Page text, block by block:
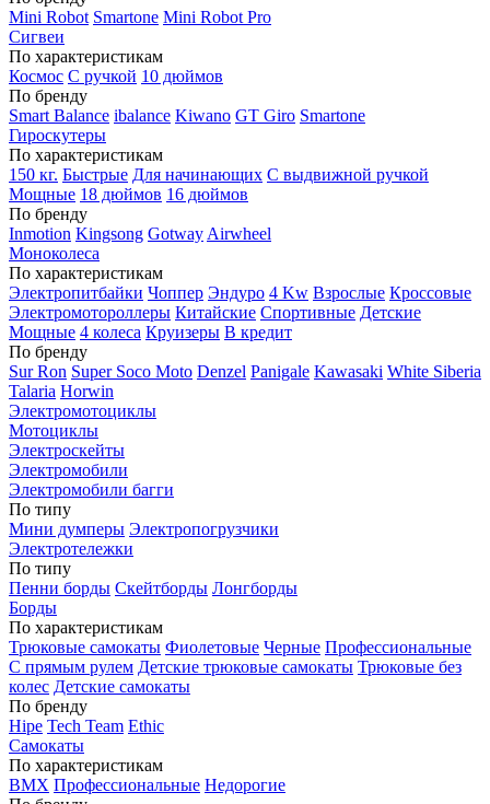
Mini Robot Smartone Mini Robot Pro
Сигвеи
По характеристикам
Космос С ручкой 10 дюймов
По бренду
Smart Balance ibalance Kiwano GT Giro Smartone
Гироскутеры
По характеристикам
150 кг. Быстрые Для начинающих С выдвижной ручкой
Мощные 18 дюймов 16 дюймов
По бренду
Inmotion Kingsong Gotway Airwheel
Моноколеса
По характеристикам
Электропитбайки Чоппер Эндуро 4 Kw Взрослые Кроссовые
Электромотороллеры Китайские Спортивные Детские
Мощные 4 колеса Круизеры В кредит
По бренду
Sur Ron Super Soco Moto Denzel Panigale Kawasaki White Siberia
Talaria Horwin
Электромотоциклы
Мотоциклы
Электроскейты
Электромобили
Электромобили багги
По типу
Мини думперы Электропогрузчики
Электротележки
По типу
Пенни борды Скейтборды Лонгборды
Борды
По характеристикам
Трюковые самокаты Фиолетовые Черные Профессиональные
С прямым рулем Детские трюковые самокаты Трюковые без
колес Детские самокаты
По бренду
Hipe Tech Team Ethic
Самокаты
По характеристикам
BMX Профессиональные Недорогие